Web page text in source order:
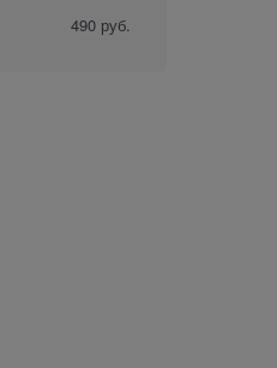
490 руб.